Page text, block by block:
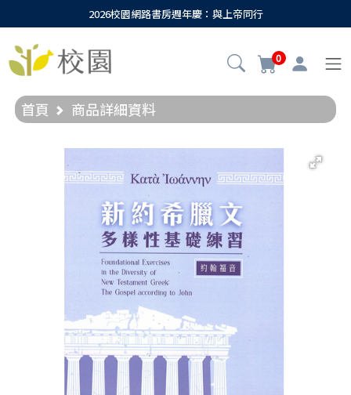
2026校園網路書房週年慶：與上帝同行
0
首頁 商品詳細資料